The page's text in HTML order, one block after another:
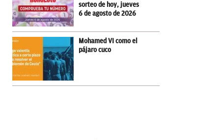
sorteo de hoy, jueves
6 de agosto de 2026
Mohamed VI como el
pájaro cuco